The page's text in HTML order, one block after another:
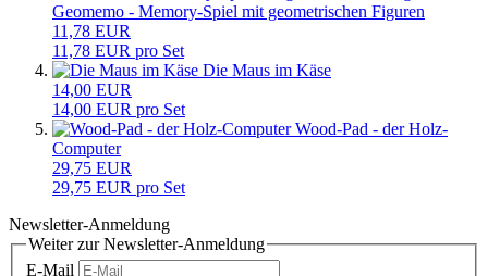
Geomemo - Memory-Spiel mit geometrischen Figuren
11,78 EUR
11,78 EUR pro Set
Die Maus im Käse
14,00 EUR
14,00 EUR pro Set
Wood-Pad - der Holz-
Computer
29,75 EUR
29,75 EUR pro Set
Newsletter-Anmeldung
Weiter zur Newsletter-Anmeldung
E-Mail